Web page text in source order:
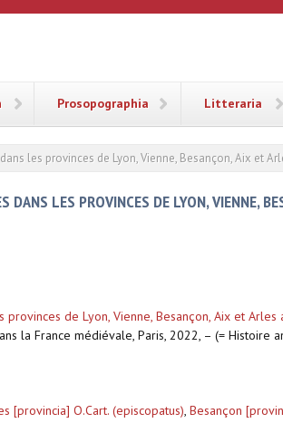
Prosopographia Litteraria
les provinces de Lyon, Vienne, Besançon, Aix et
DANS LES PROVINCES DE LYON, VIENNE,
de Lyon, Vienne, Besançon, Aix et Arles
la France médiévale, Paris, 2022, – (= Histoire
[provincia] O.Cart. (episcopatus), Besançon